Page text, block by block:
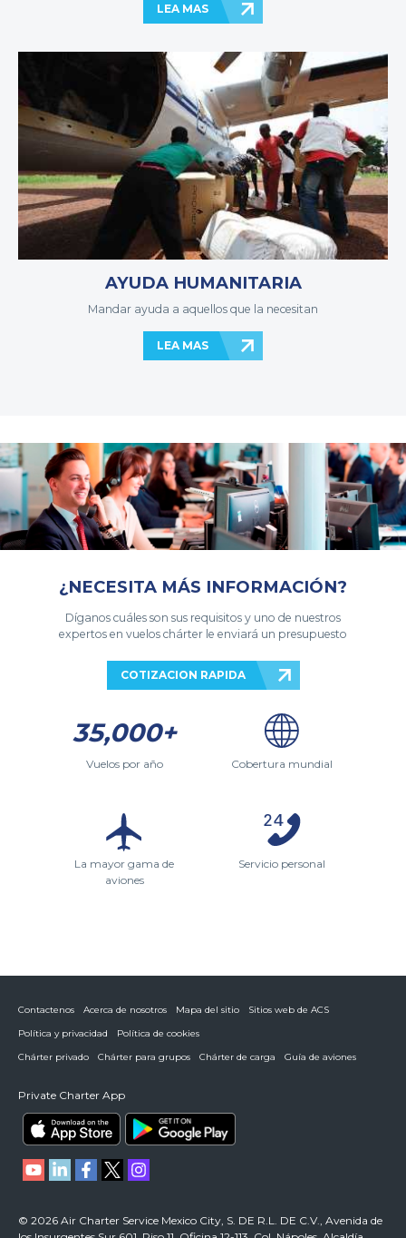
LEA MAS
AYUDA HUMANITARIA
Mandar ayuda a aquellos que la necesitan
LEA MAS
¿NECESITA MÁS INFORMACIÓN?
Díganos cuáles son sus requisitos y uno de nuestros
expertos en vuelos chárter le enviará un presupuesto
COTIZACION RAPIDA
35,000+
Vuelos por año Cobertura mundial
La mayor gama de
aviones
Servicio personal
Contactenos Acerca de nosotros Mapa del sitio
Sitios web de ACS
Política y privacidad
Política de cookies
Chárter privado
Chárter para grupos Chárter de carga Guía de aviones
Private Charter App
© 2026 Air Charter Service Mexico City, S. DE R.L. DE C.V., Avenida de